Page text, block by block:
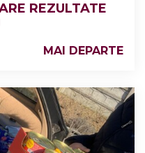
REZULTATE
MAI DEPARTE